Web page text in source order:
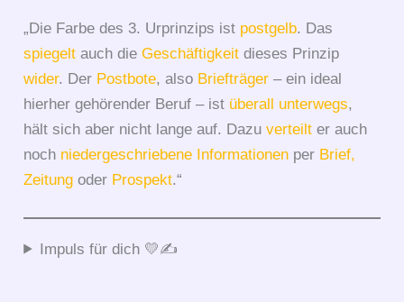
„Die Farbe des 3. Urprinzips ist postgelb. Das
spiegelt auch dieGeschäftigkeit dieses Prinzip
wider. Der Postbote, also Briefträger – ein ideal
hierher gehörender Beruf – ist überall unterwegs,
hält sich aber nicht lange auf. Dazuverteilt er auch
noch niedergeschriebene Informationen per Brief,
Zeitung oder Prospekt.“
Impuls für dich 💛✍️